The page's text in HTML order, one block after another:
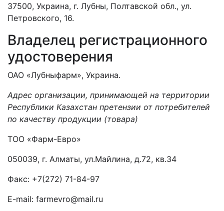
37500, Украина, г. Лубны, Полтавской обл., ул.
Петровского, 16.
Владелец регистрационного
удостоверения
ОАО «Лубныфарм», Украина.
Адрес организации, принимающей на территории
Республики Казахстан претензии от потребителей
по качеству продукции (товара)
ТОО «Фарм-Евро»
050039, г. Алматы, ул.Майлина, д.72, кв.34
Факс: +7(272) 71-84-97
E-mail: farmevro@mail.ru